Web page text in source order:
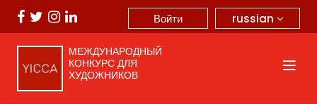
russian
Войти
МЕЖДУНАРОДНЫЙ
КОНКУРС ДЛЯ
ХУДОЖНИКОВ